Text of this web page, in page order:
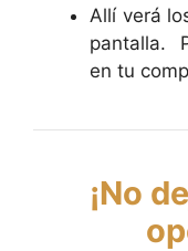
Allí verá
pantalla.
en tu
¡No